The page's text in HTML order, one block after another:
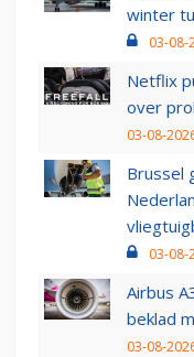
winter
03-08-
Netflix
over
03-08-
Brussel
03-08-
Airbus
beklad
03-08-